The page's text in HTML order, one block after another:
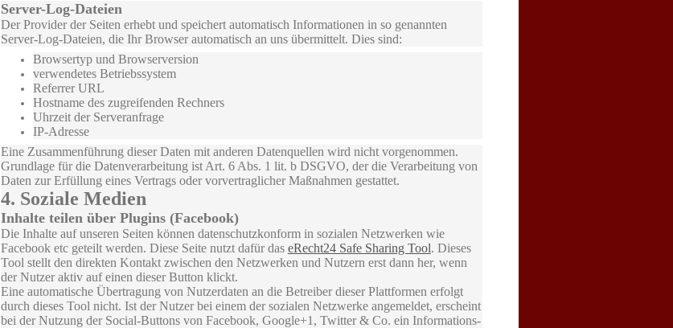
Server-Log-Dateien
Der Provider der Seiten erhebt und speichert automatisch Informationen in so genannten
Server-Log-Dateien, die Ihr Browser automatisch an uns übermittelt. Dies sind:
Browsertyp und Browserversion
verwendetes Betriebssystem
Referrer URL
Hostname des zugreifenden Rechners
Uhrzeit der Serveranfrage
IP-Adresse
Eine Zusammenführung dieser Daten mit anderen Datenquellen wird nicht vorgenommen.
Grundlage für die Datenverarbeitung ist Art. 6 Abs. 1 lit. b DSGVO, der die Verarbeitung von
Daten zur Erfüllung eines Vertrags oder vorvertraglicher Maßnahmen gestattet.
4. Soziale Medien
Inhalte teilen über Plugins (Facebook)
Die Inhalte auf unseren Seiten können datenschutzkonform in sozialen Netzwerken wie
Facebook etc geteilt werden. Diese Seite nutzt dafür das eRecht24 Safe Sharing Tool. Dieses
Tool stellt den direkten Kontakt zwischen den Netzwerken und Nutzern erst dann her, wenn
der Nutzer aktiv auf einen dieser Button klickt.
Eine automatische Übertragung von Nutzerdaten an die Betreiber dieser Plattformen erfolgt
durch dieses Tool nicht. Ist der Nutzer bei einem der sozialen Netzwerke angemeldet, erscheint
bei der Nutzung der Social-Buttons von Facebook, Google+1, Twitter & Co. ein Informations-